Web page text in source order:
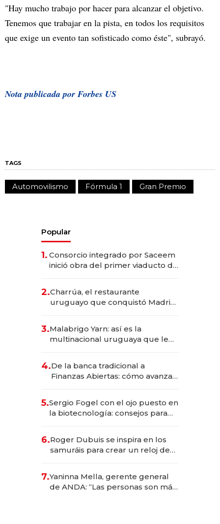
"Hay mucho trabajo por hacer para alcanzar el objetivo.
Tenemos que trabajar en la pista, en todos los requisitos
que exige un evento tan sofisticado como éste", subrayó.
Nota publicada por Forbes US
TAGS
Automovilismo Fórmula 1 Gran Premio
Popular
1. Consorcio integrado por Saceem
inició obra del primer viaducto de
millones
2.Charrúa, el restaurante
uruguayo que conquistó Madrid:
anticipación y prepara apertura
3.Malabrigo Yarn: así es la
multinacional uruguaya que le
4.De la banca tradicional a
Finanzas Abiertas: cómo avanza
5.Sergio Fogel con el ojo puesto en
la biotecnología: consejos para
6.Roger Dubuis se inspira en los
samuráis para crear un reloj de
7.Yaninna Mella, gerente general
de ANDA: “Las personas son más